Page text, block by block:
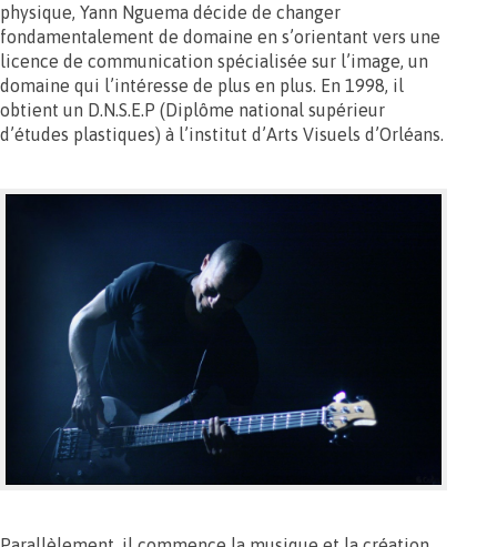
physique, Yann Nguema décide de changer
fondamentalement de domaine en s’orientant vers une
licence de communication spécialisée sur l’image, un
domaine qui l’intéresse de plus en plus. En 1998, il
obtient un D.N.S.E.P (Diplôme national supérieur
d’études plastiques) à l’institut d’Arts Visuels d’Orléans.